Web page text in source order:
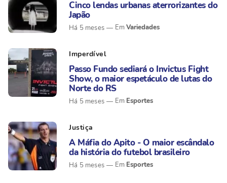
Cinco lendas urbanas aterrorizantes do
Japão
Há 5 meses Variedades
Imperdível
Passo Fundo sediará o Invictus Fight
Show, o maior espetáculo de lutas do
Norte do RS
Há 5 meses Esportes
Justiça
A Máfia do Apito - O maior escândalo
da história do futebol brasileiro
Há 5 meses Esportes